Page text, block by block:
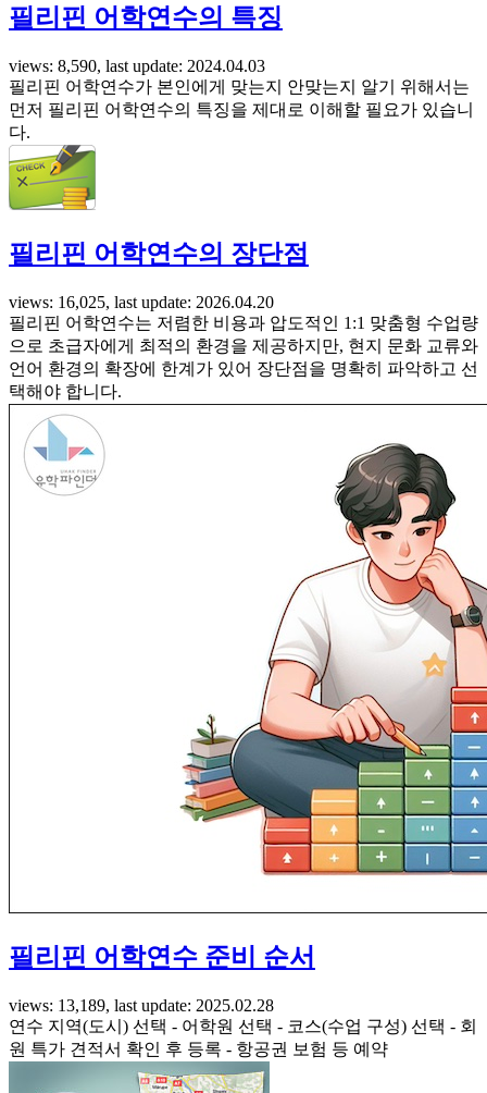
필리핀 어학연수의 특징
views: 8,590, last update: 2024.04.03
필리핀 어학연수가 본인에게 맞는지 안맞는지 알기 위해서는
먼저 필리핀 어학연수의 특징을 제대로 이해할 필요가 있습니
다.
필리핀 어학연수의 장단점
views: 16,025, last update: 2026.04.20
필리핀 어학연수는 저렴한 비용과 압도적인 1:1 맞춤형 수업량
으로 초급자에게 최적의 환경을 제공하지만, 현지 문화 교류와
언어 환경의 확장에 한계가 있어 장단점을 명확히 파악하고 선
택해야 합니다.
필리핀 어학연수 준비 순서
views: 13,189, last update: 2025.02.28
연수 지역(도시) 선택 - 어학원 선택 - 코스(수업 구성) 선택 - 회
원 특가 견적서 확인 후 등록 - 항공권 보험 등 예약